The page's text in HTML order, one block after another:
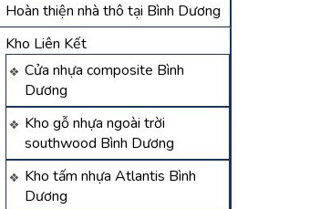
Hoàn thiện nhà thô tại Bình Dương
Kho Liên Kết
Cửa nhựa composite Bình
Dương
Kho gỗ nhựa ngoài trời
southwood Bình Dương
Kho tấm nhựa Atlantis Bình
Dương